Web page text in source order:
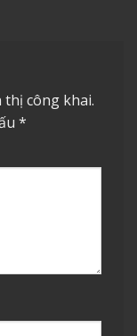
thị công khai.
*